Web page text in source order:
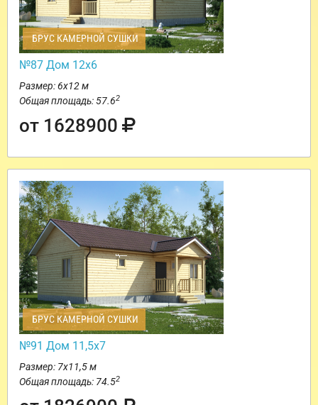
БРУС КАМЕРНОЙ СУШКИ
№87 Дом 12х6
Размер: 6х12 м
Общая площадь: 57.62
от 1628900
БРУС КАМЕРНОЙ СУШКИ
№91 Дом 11,5х7
Размер: 7х11,5 м
Общая площадь: 74.52